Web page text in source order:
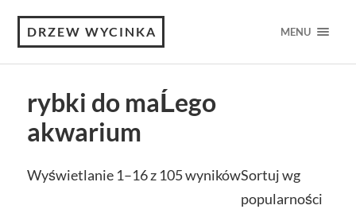
DRZEW WYCINKA MENU
rybki do maĹego
akwarium
Wyświetlanie 1–16 z 105 wynikówSortuj wg
popularności